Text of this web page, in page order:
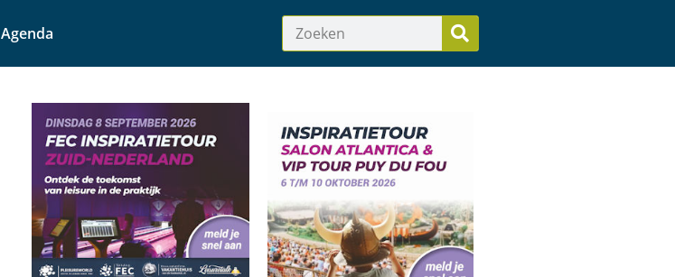
Agenda